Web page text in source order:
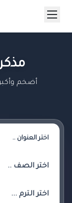
أضخم